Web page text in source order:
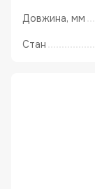
Довжина, мм
Стан